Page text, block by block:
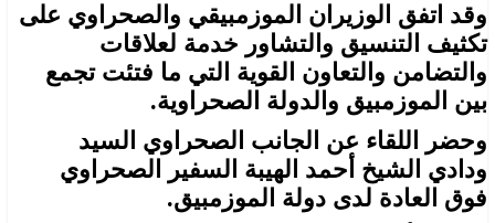
وقد اتفق الوزيران الموزمبيقي والصحراوي على
تكثيف التنسيق والتشاور خدمة لعلاقات
والتضامن والتعاون القوية التي ما فتئت تجمع
بين الموزمبيق والدولة الصحراوية.
وحضر اللقاء عن الجانب الصحراوي السيد
ودادي الشيخ أحمد الهيبة السفير الصحراوي
فوق العادة لدى دولة الموزمبيق.